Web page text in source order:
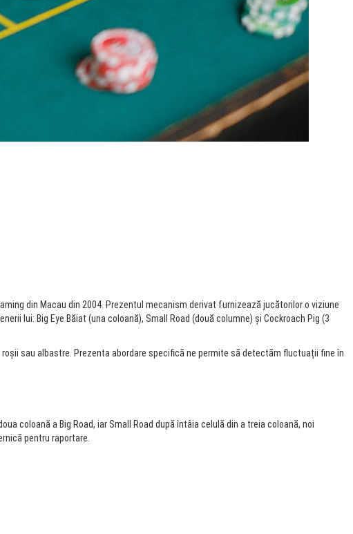
din Macau din 2004. Prezentul mecanism derivat furnizează jucătorilor o viziune
lui: Big Eye Băiat (una coloană), Small Road (două columne) și Cockroach Pig (3
sau albastre. Prezenta abordare specifică ne permite să detectăm fluctuații fine în
coloană a Big Road, iar Small Road după întâia celulă din a treia coloană, noi
pentru raportare.